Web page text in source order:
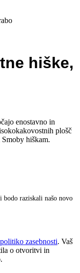
hiške,
enostavno in
plošč
hiškam.
raziskali našo novo
politiko zasebnosti. Vaš
o otvoritvi in